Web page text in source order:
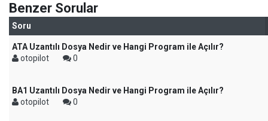
Benzer Sorular
Soru
ATA Uzantılı Dosya Nedir ve Hangi Program ile Açılır?
otopilot
0
BA1 Uzantılı Dosya Nedir ve Hangi Program ile Açılır?
otopilot
0